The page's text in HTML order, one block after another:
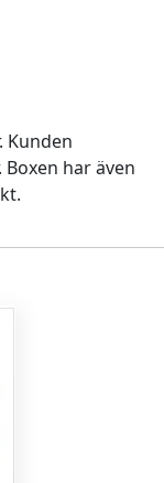
Kunden
har även